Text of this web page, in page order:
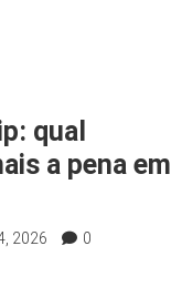
qual
a pena em
2026
0